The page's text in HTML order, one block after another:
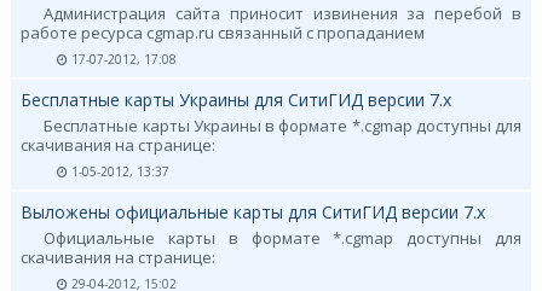
Администрация сайта приносит извинения за перебой в
работе ресурса cgmap.ru связанный с пропаданием
17-07-2012, 17:08
Бесплатные карты Украины для СитиГИД версии 7.х
Бесплатные карты Украины в формате *.cgmap доступны для
скачивания на странице:
1-05-2012, 13:37
Выложены официальные карты для СитиГИД версии 7.х
Официальные карты в формате *.cgmap доступны для
скачивания на странице:
29-04-2012, 15:02